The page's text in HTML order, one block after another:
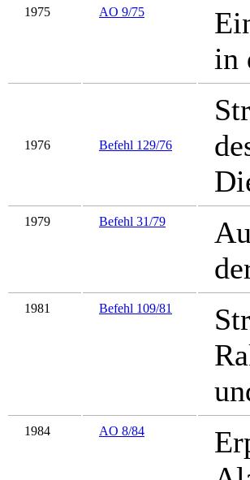
1975 AO 9/75
in
1976 Befehl 129/76
1979 Befehl 31/79
1981 Befehl 109/81
1984 AO 8/84